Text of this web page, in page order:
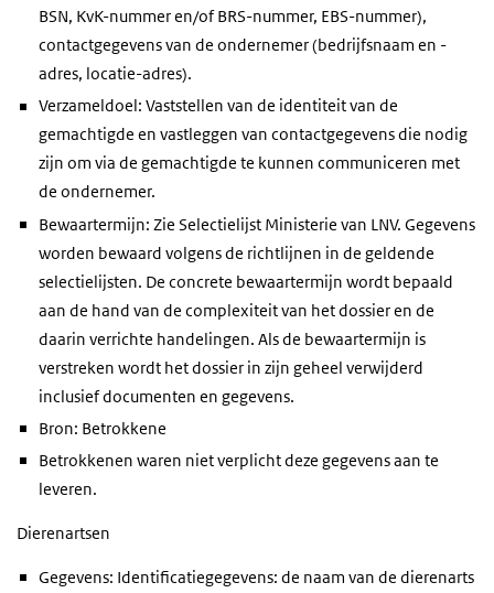
BSN, KvK-nummer en/of BRS-nummer, EBS-nummer),
contactgegevens van de ondernemer (bedrijfsnaam en -
adres, locatie-adres).
Verzameldoel: Vaststellen van de identiteit van de
gemachtigde en vastleggen van contactgegevens die nodig
zijn om via de gemachtigde te kunnen communiceren met
de ondernemer.
Bewaartermijn: Zie Selectielijst Ministerie van LNV. Gegevens
worden bewaard volgens de richtlijnen in de geldende
selectielijsten. De concrete bewaartermijn wordt bepaald
aan de hand van de complexiteit van het dossier en de
daarin verrichte handelingen. Als de bewaartermijn is
verstreken wordt het dossier in zijn geheel verwijderd
inclusief documenten en gegevens.
Bron: Betrokkene
Betrokkenen waren niet verplicht deze gegevens aan te
leveren.
Dierenartsen
Gegevens: Identificatiegegevens: de naam van de dierenarts